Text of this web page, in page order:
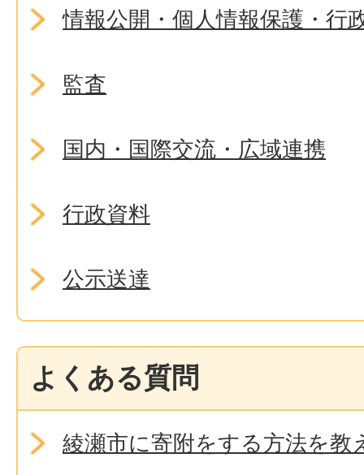
情報公開・個人情報保護・行
監査
国内・国際交流・広域連携
行政資料
公示送達
よくある質問
綾瀬市に寄附をする方法を教